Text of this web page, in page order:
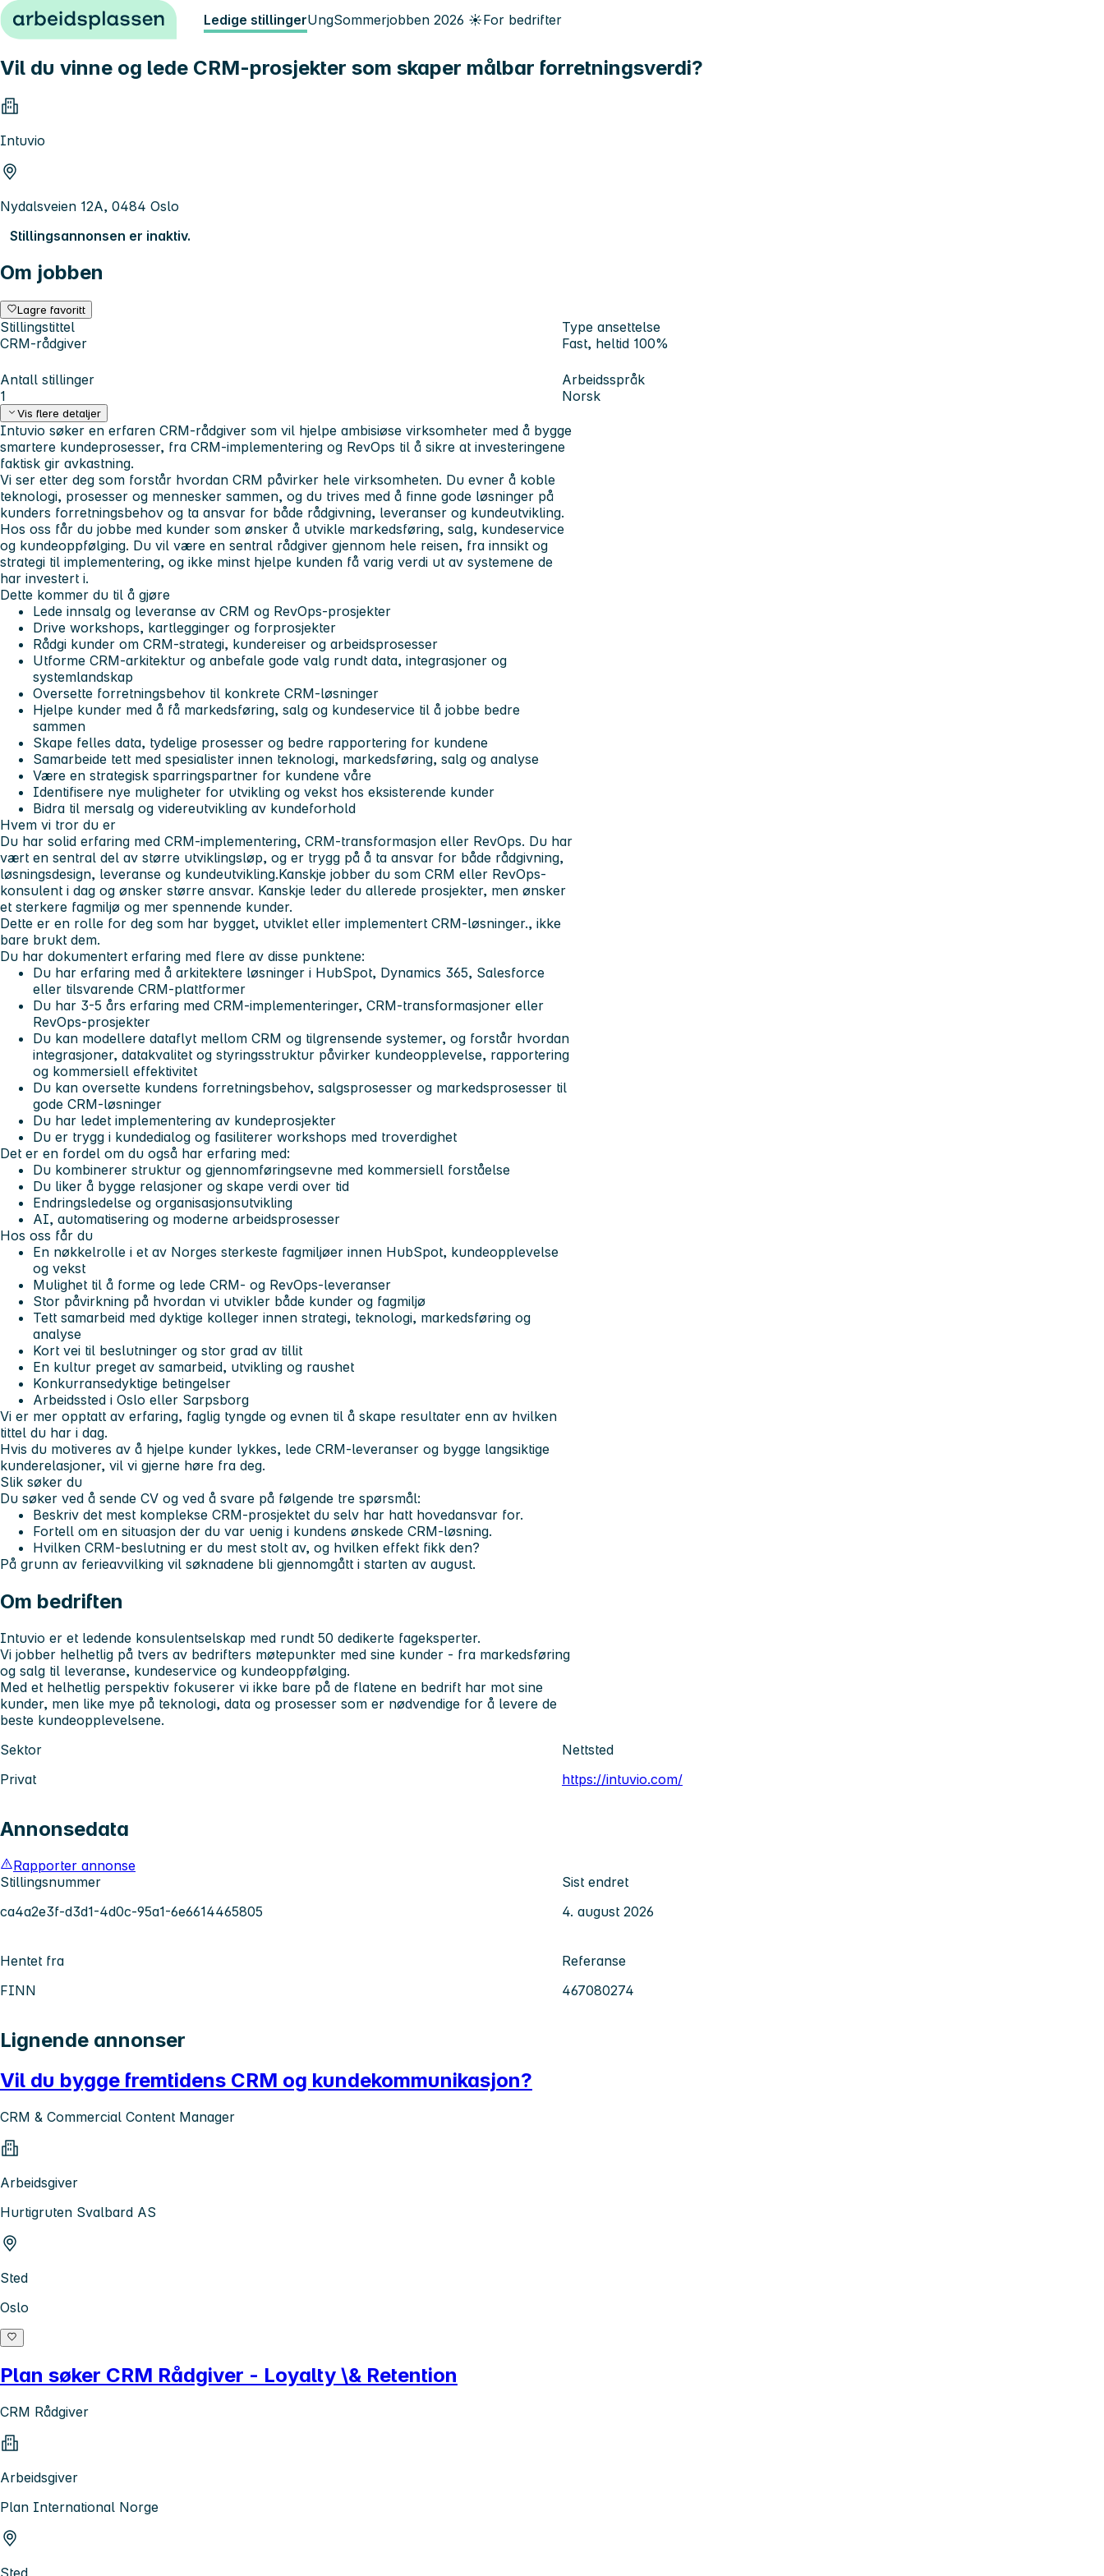
Hopp til innhold Ledige stillingerUngSommerjobben 2026 ☀️For bedrifter
Vil du vinne og lede CRM-prosjekter som skaper målbar forretningsverdi?
Intuvio
Nydalsveien 12A, 0484 Oslo
Stillingsannonsen er inaktiv.
Om jobben
Lagre favoritt
Stillingstittel
CRM-rådgiver
Type ansettelse
Fast, heltid 100%
Antall stillinger
1
Arbeidsspråk
Norsk
Vis flere detaljer
Intuvio søker en erfaren CRM-rådgiver som vil hjelpe ambisiøse virksomheter med å bygge
smartere kundeprosesser, fra CRM-implementering og RevOps til å sikre at investeringene
faktisk gir avkastning.
Vi ser etter deg som forstår hvordan CRM påvirker hele virksomheten. Du evner å koble
teknologi, prosesser og mennesker sammen, og du trives med å finne gode løsninger på
kunders forretningsbehov og ta ansvar for både rådgivning, leveranser og kundeutvikling.
Hos oss får du jobbe med kunder som ønsker å utvikle markedsføring, salg, kundeservice
og kundeoppfølging. Du vil være en sentral rådgiver gjennom hele reisen, fra innsikt og
strategi til implementering, og ikke minst hjelpe kunden få varig verdi ut av systemene de
har investert i.
Dette kommer du til å gjøre
Lede innsalg og leveranse av CRM og RevOps-prosjekter
Drive workshops, kartlegginger og forprosjekter
Rådgi kunder om CRM-strategi, kundereiser og arbeidsprosesser
Utforme CRM-arkitektur og anbefale gode valg rundt data, integrasjoner og
systemlandskap
Oversette forretningsbehov til konkrete CRM-løsninger
Hjelpe kunder med å få markedsføring, salg og kundeservice til å jobbe bedre
sammen
Skape felles data, tydelige prosesser og bedre rapportering for kundene
Samarbeide tett med spesialister innen teknologi, markedsføring, salg og analyse
Være en strategisk sparringspartner for kundene våre
Identifisere nye muligheter for utvikling og vekst hos eksisterende kunder
Bidra til mersalg og videreutvikling av kundeforhold
Hvem vi tror du er
Du har solid erfaring med CRM-implementering, CRM-transformasjon eller RevOps. Du har
vært en sentral del av større utviklingsløp, og er trygg på å ta ansvar for både rådgivning,
løsningsdesign, leveranse og kundeutvikling.Kanskje jobber du som CRM eller RevOps-
konsulent i dag og ønsker større ansvar. Kanskje leder du allerede prosjekter, men ønsker
et sterkere fagmiljø og mer spennende kunder.
Dette er en rolle for deg som har bygget, utviklet eller implementert CRM-løsninger., ikke
bare brukt dem.
Du har dokumentert erfaring med flere av disse punktene:
Du har erfaring med å arkitektere løsninger i HubSpot, Dynamics 365, Salesforce
eller tilsvarende CRM-plattformer
Du har 3-5 års erfaring med CRM-implementeringer, CRM-transformasjoner eller
RevOps-prosjekter
Du kan modellere dataflyt mellom CRM og tilgrensende systemer, og forstår hvordan
integrasjoner, datakvalitet og styringsstruktur påvirker kundeopplevelse, rapportering
og kommersiell effektivitet
Du kan oversette kundens forretningsbehov, salgsprosesser og markedsprosesser til
gode CRM-løsninger
Du har ledet implementering av kundeprosjekter
Du er trygg i kundedialog og fasiliterer workshops med troverdighet
Det er en fordel om du også har erfaring med:
Du kombinerer struktur og gjennomføringsevne med kommersiell forståelse
Du liker å bygge relasjoner og skape verdi over tid
Endringsledelse og organisasjonsutvikling
AI, automatisering og moderne arbeidsprosesser
Hos oss får du
En nøkkelrolle i et av Norges sterkeste fagmiljøer innen HubSpot, kundeopplevelse
og vekst
Mulighet til å forme og lede CRM- og RevOps-leveranser
Stor påvirkning på hvordan vi utvikler både kunder og fagmiljø
Tett samarbeid med dyktige kolleger innen strategi, teknologi, markedsføring og
analyse
Kort vei til beslutninger og stor grad av tillit
En kultur preget av samarbeid, utvikling og raushet
Konkurransedyktige betingelser
Arbeidssted i Oslo eller Sarpsborg
Vi er mer opptatt av erfaring, faglig tyngde og evnen til å skape resultater enn av hvilken
tittel du har i dag.
Hvis du motiveres av å hjelpe kunder lykkes, lede CRM-leveranser og bygge langsiktige
kunderelasjoner, vil vi gjerne høre fra deg.
Slik søker du
Du søker ved å sende CV og ved å svare på følgende tre spørsmål:
Beskriv det mest komplekse CRM-prosjektet du selv har hatt hovedansvar for.
Fortell om en situasjon der du var uenig i kundens ønskede CRM-løsning.
Hvilken CRM-beslutning er du mest stolt av, og hvilken effekt fikk den?
På grunn av ferieavvilking vil søknadene bli gjennomgått i starten av august.
Om bedriften
Intuvio er et ledende konsulentselskap med rundt 50 dedikerte fageksperter.
Vi jobber helhetlig på tvers av bedrifters møtepunkter med sine kunder - fra markedsføring
og salg til leveranse, kundeservice og kundeoppfølging.
Med et helhetlig perspektiv fokuserer vi ikke bare på de flatene en bedrift har mot sine
kunder, men like mye på teknologi, data og prosesser som er nødvendige for å levere de
beste kundeopplevelsene.
Sektor
Privat
Nettsted
https://intuvio.com/
Annonsedata
Rapporter annonse
Stillingsnummer
ca4a2e3f-d3d1-4d0c-95a1-6e6614465805
Sist endret
4. august 2026
Hentet fra
FINN
Referanse
467080274
Lignende annonser
Vil du bygge fremtidens CRM og kundekommunikasjon?
CRM & Commercial Content Manager
Arbeidsgiver
Hurtigruten Svalbard AS
Sted
Oslo
Plan søker CRM Rådgiver - Loyalty \& Retention
CRM Rådgiver
Arbeidsgiver
Plan International Norge
Sted